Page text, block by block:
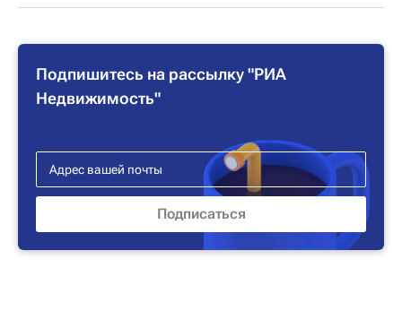
Подпишитесь на рассылку "РИА
Недвижимость"